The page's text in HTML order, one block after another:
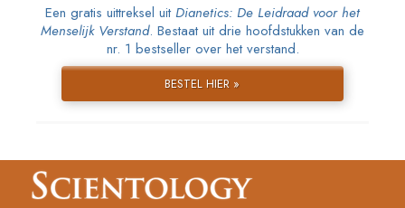
Een gratis uittreksel uitDianetics: De Leidraad voor het
Menselijk Verstand. Bestaat uit drie hoofdstukken van de
nr. 1 bestseller over het verstand.
BESTEL HIER »